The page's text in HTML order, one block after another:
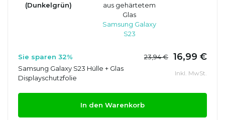
(Dunkelgrün)
aus gehärtetem
Glas
Samsung Galaxy
S23
Sie sparen 32% 23,94 € 16,99 €
Samsung Galaxy S23 Hülle + Glas
Displayschutzfolie
Inkl. MwSt.
In den Warenkorb